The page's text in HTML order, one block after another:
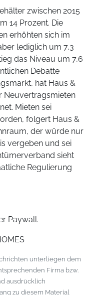
zwischen 2015
14 Prozent. Die
erhöhten sich im
lediglich um 7,3
das Niveau um 7,6
Debatte
hat Haus &
Neuvertragsmieten
Mieten sei
folgert Haus &
der würde nur
vergeben und sei
sieht
Regulierung
Paywall.
unterliegen dem
Firma bzw.
ausdrücklich
zu diesem Material